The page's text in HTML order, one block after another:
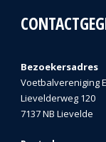
Bezoekersadres
Voetbalvereniging
Lievelderweg 120
7137 NB Lievelde